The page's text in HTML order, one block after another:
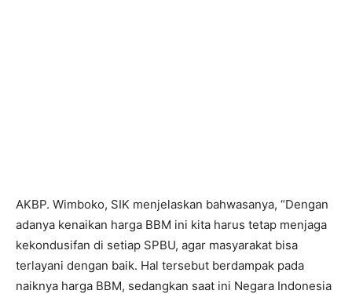
AKBP. Wimboko, SIK menjelaskan bahwasanya, “Dengan
adanya kenaikan harga BBM ini kita harus tetap menjaga
kekondusifan di setiap SPBU, agar masyarakat bisa
terlayani dengan baik. Hal tersebut berdampak pada
naiknya harga BBM, sedangkan saat ini Negara Indonesia